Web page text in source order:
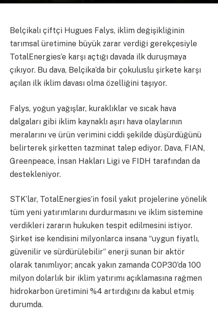
Belçikalı çiftçi Hugues Falys, iklim değişikliğinin
tarımsal üretimine büyük zarar verdiği gerekçesiyle
TotalEnergies’e karşı açtığı davada ilk duruşmaya
çıkıyor. Bu dava, Belçika’da bir çokuluslu şirkete karşı
açılan ilk iklim davası olma özelliğini taşıyor.
Falys, yoğun yağışlar, kuraklıklar ve sıcak hava
dalgaları gibi iklim kaynaklı aşırı hava olaylarının
meralarını ve ürün verimini ciddi şekilde düşürdüğünü
belirterek şirketten tazminat talep ediyor. Dava, FIAN,
Greenpeace, İnsan Hakları Ligi ve FIDH tarafından da
destekleniyor.
STK’lar, TotalEnergies’in fosil yakıt projelerine yönelik
tüm yeni yatırımlarını durdurmasını ve iklim sistemine
verdikleri zararın hukuken tespit edilmesini istiyor.
Şirket ise kendisini milyonlarca insana “uygun fiyatlı,
güvenilir ve sürdürülebilir” enerji sunan bir aktör
olarak tanımlıyor; ancak yakın zamanda COP30’da 100
milyon dolarlık bir iklim yatırımı açıklamasına rağmen
hidrokarbon üretimini %4 artırdığını da kabul etmiş
durumda.